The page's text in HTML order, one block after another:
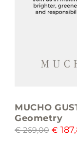
MUCHO
Geometry
€269,00 €